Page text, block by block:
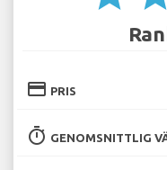
credit_card PRIS
timer GENOMSNITTLIG